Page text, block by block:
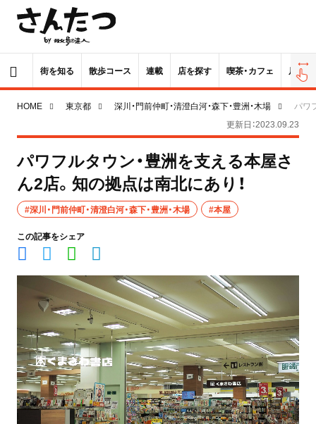
街を知る 散歩コース 連載 店を探す 喫茶・カフェ 居酒屋
HOME 東京都 深川・門前仲町・清澄白河・森下・豊洲・木場
パワ
更新日：2023.09.23
パワフルタウン・豊洲を支える本屋さ
ん2店。知の拠点は南北にあり！
#深川・門前仲町・清澄白河・森下・豊洲・木場 #本屋
この記事をシェア